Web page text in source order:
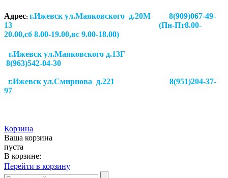
Адрес: г.Ижевск ул.Маяковского д.20М 8(909)067-49-
13 (Пн-Пт8.00-
20.00,сб 8.00-19.00,вс 9.00-18.00)
г.Ижевск ул.Маяковского д.13Г
8(963)542-04-30
г.Ижевск ул.Смирнова д.221
8(951)204-37-
97
Корзина
Ваша корзина
пуста
В корзине:
Перейти в корзину